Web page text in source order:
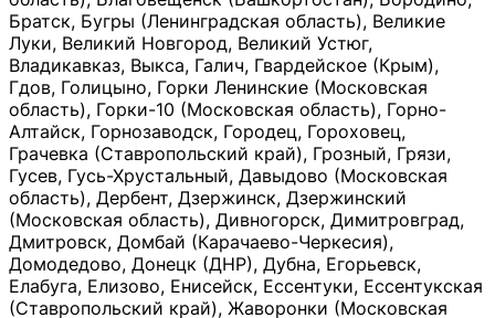
Братск, Бугры (Ленинградская область), Великие
Луки, Великий Новгород, Великий Устюг,
Владикавказ, Выкса, Галич, Гвардейское (Крым),
Гдов, Голицыно, Горки Ленинские (Московская
область), Горки-10 (Московская область), Горно-
Алтайск, Горнозаводск, Городец, Гороховец,
Грачевка (Ставропольский край), Грозный, Грязи,
Гусев, Гусь-Хрустальный, Давыдово (Московская
область), Дербент, Дзержинск, Дзержинский
(Московская область), Дивногорск, Димитровград,
Дмитровск, Домбай (Карачаево-Черкесия),
Домодедово, Донецк (ДНР), Дубна, Егорьевск,
Елабуга, Елизово, Енисейск, Ессентуки, Ессентукская
(Ставропольский край), Жаворонки (Московская